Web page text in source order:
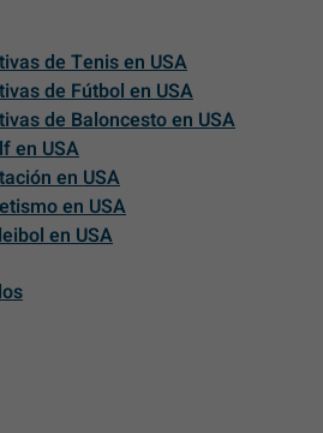
de Tenis en USA
de Fútbol en USA
de Baloncesto en USA
en USA
en USA
en USA
en USA